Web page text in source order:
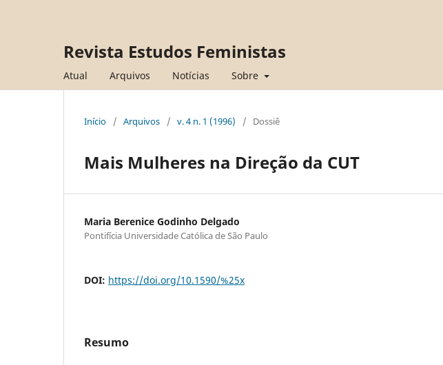
Revista Estudos Feministas
Atual Arquivos Notícias Sobre
Início / Arquivos / v. 4 n. 1 (1996) / Dossiê
Mais Mulheres na Direção da CUT
Maria Berenice Godinho Delgado
Pontifícia Universidade Católica de São Paulo
DOI: https://doi.org/10.1590/%25x
Resumo